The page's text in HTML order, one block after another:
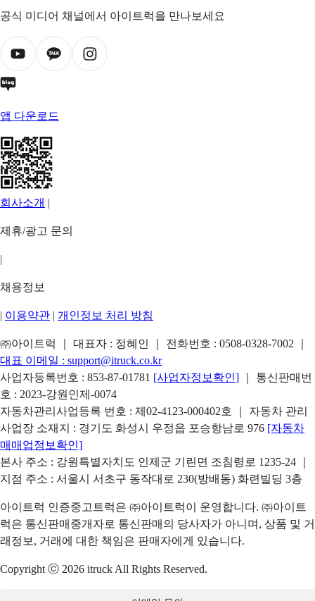
공식 미디어 채널에서 아이트럭을 만나보세요
앱 다운로드
회사소개 |
제휴/광고 문의
|
채용정보
| 이용약관 | 개인정보 처리 방침
㈜아이트럭 ｜ 대표자 : 정혜인 ｜ 전화번호 : 0508-0328-7002
대표 이메일 : support@itruck.co.kr
사업자등록번호 : 853-87-01781 [사업자정보확인]
｜ 통신판매번
호 : 2023-강원인제-0074
자동차관리사업등록 번호 : 제02-4123-000402호 ｜ 자동차 관리
사업장 소재지 : 경기도 화성시 우정읍 포승항남로 976 [자동차
매매업정보확인]
본사 주소 : 강원특별자치도 인제군 기린면 조침령로 1235-24 ｜
지점 주소 : 서울시 서초구 동작대로 230(방배동) 화련빌딩 3층
아이트럭 인증중고트럭은 ㈜아이트럭이 운영합니다. ㈜아이트
럭은 통신판매중개자로 통신판매의 당사자가 아니며, 상품 및 거
래정보, 거래에 대한 책임은 판매자에게 있습니다.
Copyright ⓒ 2026 itruck All Rights Reserved.